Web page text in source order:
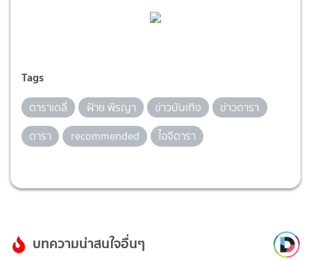
Tags
ดาราเดลี่ ฝ้าย พีรญา ข่าวบันเทิง
ข่าวดารา
ดารา
recommended ไอจีดารา
บทความน่าสนใจอื่นๆ